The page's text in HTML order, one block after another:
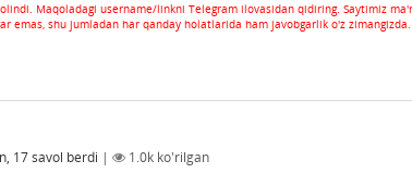
Maqoladagi username/linkni Telegram ilovasidan qidiring. Saytimiz
emas, shu jumladan har qanday holatlarida ham javobgarlik o'z zimangizda.
17savol berdi | 1.0k ko'rilgan